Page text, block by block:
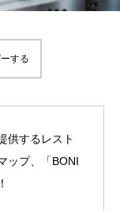
する
供するレスト
ップ、「BONI